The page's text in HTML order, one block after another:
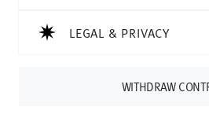
Delivery time: 3-5 working days
Germany for items in stock. You
For returns, please
LEGAL & PRIVACY
WITHDRAW